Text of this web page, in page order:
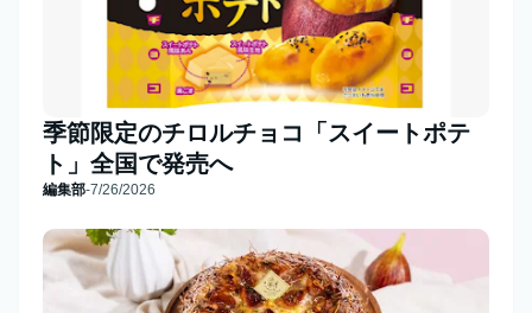
季節限定のチロルチョコ「スイートポテ
ト」全国で発売へ
編集部-7/26/2026